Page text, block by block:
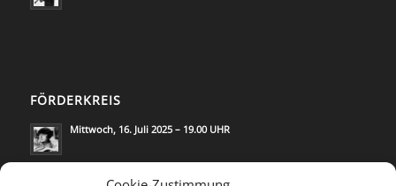
FÖRDERKREIS
Mittwoch, 16. Juli 2025 – 19.00 UHR